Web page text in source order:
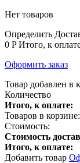
Нет товаров
Определить
0 P Итого, к
Оформить заказ
Товар добавлен в
Количество
Итого, к оплате:
Товаров в корзине:
Стоимость:
Стоимость
Итого, к оплате:
Добавить товар